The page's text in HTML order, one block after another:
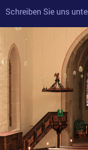
Schreiben Sie uns